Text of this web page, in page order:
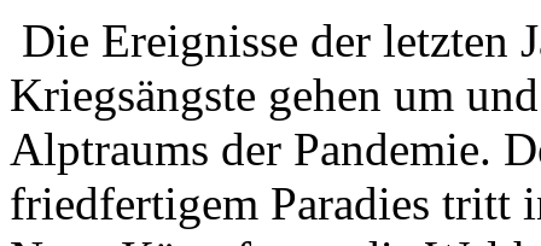
Die Ereignisse der letzten
Kriegsängste gehen um
Alptraums der Pandemie.
friedfertigem Paradies tritt